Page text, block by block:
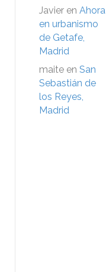
Javier en Ahora
en urbanismo
de Getafe,
Madrid
maite en San
Sebastián de
los Reyes,
Madrid